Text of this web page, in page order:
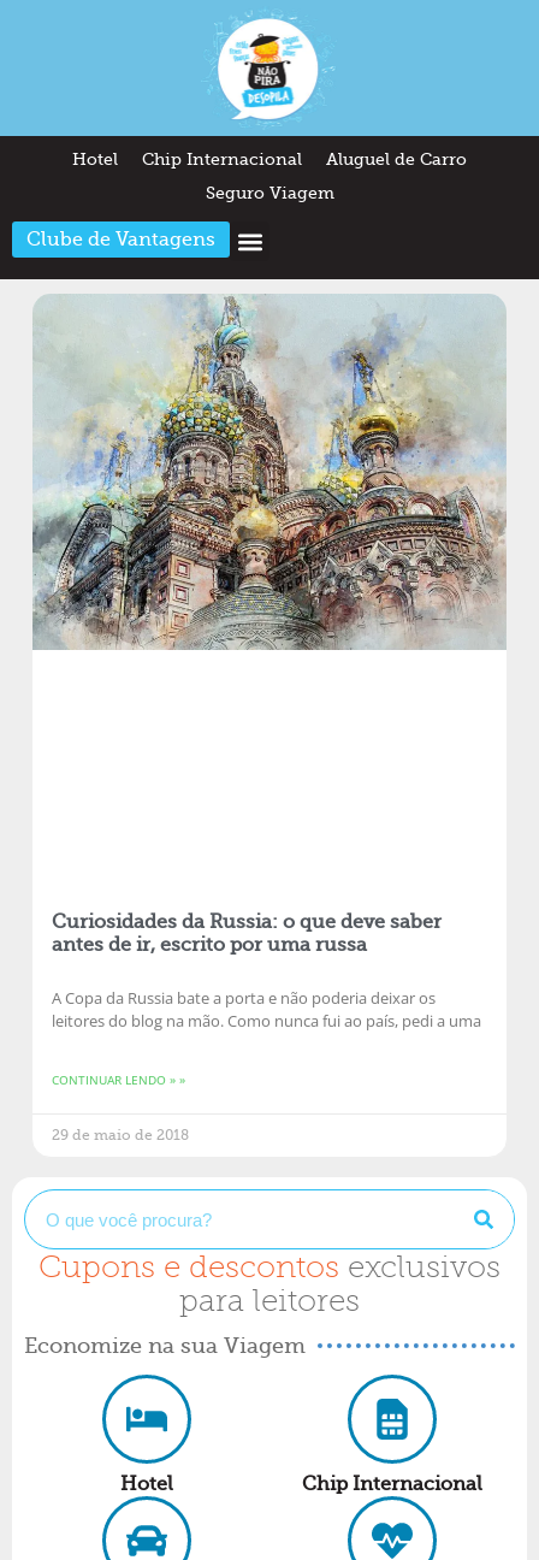
Hotel Chip Internacional
Aluguel de Carro
Seguro Viagem
Clube de Vantagens
Curiosidades da Russia: o que deve saber
antes de ir, escrito por uma russa
A Copa da Russia bate a porta e não poderia deixar os
leitores do blog na mão. Como nunca fui ao país, pedi a uma
CONTINUAR LENDO » »
29 de maio de 2018
Cupons e descontos exclusivos
para leitores
Economize na sua Viagem
Hotel Chip Internacional